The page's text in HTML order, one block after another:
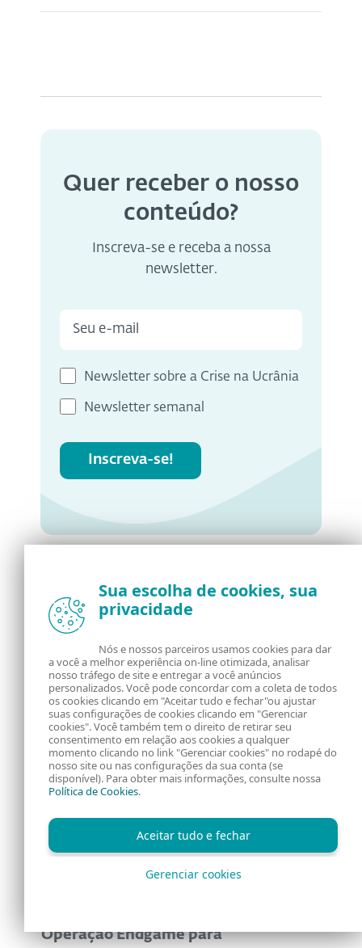
Quer receber o nosso
conteúdo?
Inscreva-se e receba a nossa
newsletter.
Newsletter sobre a Crise na Ucrânia
Newsletter semanal
Inscreva-se!
Artigos relacionados
Pesquisas
Os UEFI shims esquecidos
comprometem o Secure
Boot
Pesquisas
Gamaredon em 2025: uso
drops e novas alianças
Operação Endgame para
Sua escolha de cookies, sua
privacidade
Nós e nossos parceiros usamos cookies para dar
a você a melhor experiência on-line otimizada, analisar
nosso tráfego de site e entregar a você anúncios
personalizados. Você pode concordar com a coleta de todos
os cookies clicando em "Aceitar tudo e fechar"ou ajustar
suas configurações de cookies clicando em "Gerenciar
cookies". Você também tem o direito de retirar seu
consentimento em relação aos cookies a qualquer
momento clicando no link "Gerenciar cookies" no rodapé do
nosso site ou nas configurações da sua conta (se
disponível). Para obter mais informações, consulte nossa
Política de Cookies.
Aceitar tudo e fechar
Gerenciar cookies